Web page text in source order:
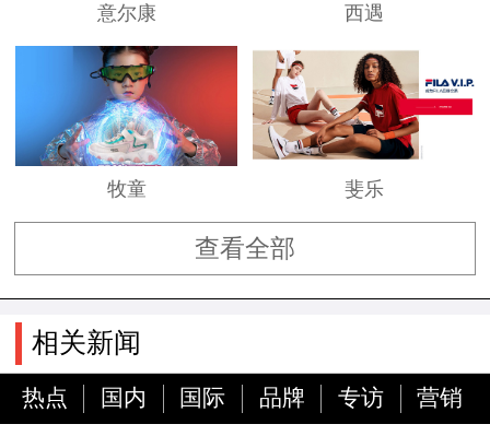
意尔康 西遇
牧童 斐乐
查看全部
相关新闻
热点 国内 国际 品牌 专访 营销